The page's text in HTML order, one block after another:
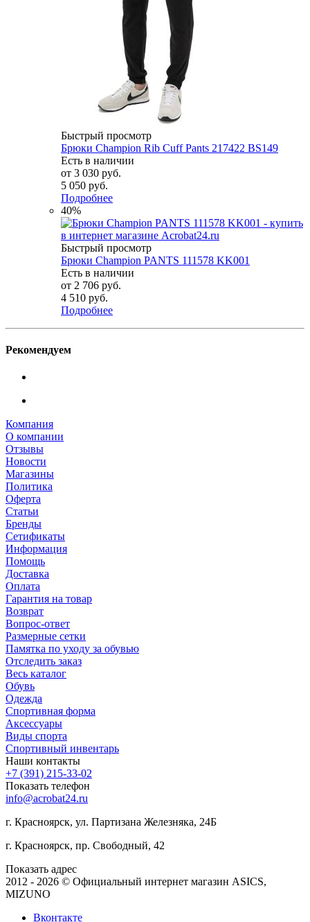
Быстрый просмотр
Брюки Champion Rib Cuff Pants 217422 BS149
Есть в наличии
от 3 030 руб.
5 050 руб.
Подробнее
40%
Быстрый просмотр
Брюки Champion PANTS 111578 KK001
Есть в наличии
от 2 706 руб.
4 510 руб.
Подробнее
Рекомендуем
Компания
О компании
Отзывы
Новости
Магазины
Политика
Оферта
Статьи
Бренды
Сетификаты
Информация
Помощь
Доставка
Оплата
Гарантия на товар
Возврат
Вопрос-ответ
Размерные сетки
Памятка по уходу за обувью
Отследить заказ
Весь каталог
Обувь
Одежда
Спортивная форма
Аксессуары
Виды спорта
Спортивный инвентарь
Наши контакты
+7 (391) 215-33-02
Показать телефон
info@acrobat24.ru
г. Красноярск, ул. Партизана Железняка, 24Б
г. Красноярск, пр. Свободный, 42
Показать адрес
2012 - 2026 © Официальный интернет магазин ASICS,
MIZUNO
Вконтакте